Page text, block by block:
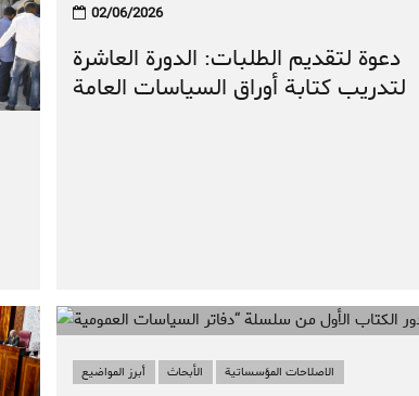
02/06/2026
دعوة لتقديم الطلبات: الدورة العاشرة
لتدريب كتابة أوراق السياسات العامة
أبرز المواضيع الأبحاث الاصلاحات المؤسساتية